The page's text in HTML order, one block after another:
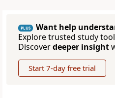
PLUS
Want help
Explore trusted study
Discoverdeeper insight
Start 7-day free trial